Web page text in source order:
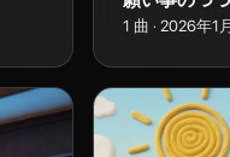
1 曲 · 2026年1